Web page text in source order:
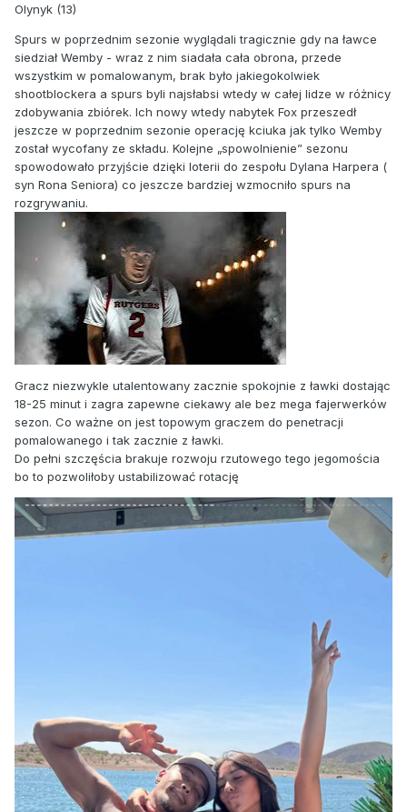
Olynyk (13)
Spurs w poprzednim sezonie wyglądali tragicznie gdy na ławce
siedział Wemby - wraz z nim siadała cała obrona, przede
wszystkim w pomalowanym, brak było jakiegokolwiek
shootblockera a spurs byli najsłabsi wtedy w całej lidze w różnicy
zdobywania zbiórek. Ich nowy wtedy nabytek Fox przeszedł
jeszcze w poprzednim sezonie operację kciuka jak tylko Wemby
został wycofany ze składu. Kolejne „spowolnienie” sezonu
spowodowało przyjście dzięki loterii do zespołu Dylana Harpera (
syn Rona Seniora) co jeszcze bardziej wzmocniło spurs na
rozgrywaniu.
Gracz niezwykle utalentowany zacznie spokojnie z ławki dostając
18-25 minut i zagra zapewne ciekawy ale bez mega fajerwerków
sezon. Co ważne on jest topowym graczem do penetracji
pomalowanego i tak zacznie z ławki.
Do pełni szczęścia brakuje rozwoju rzutowego tego jegomościa
bo to pozwoliłoby ustabilizować rotację